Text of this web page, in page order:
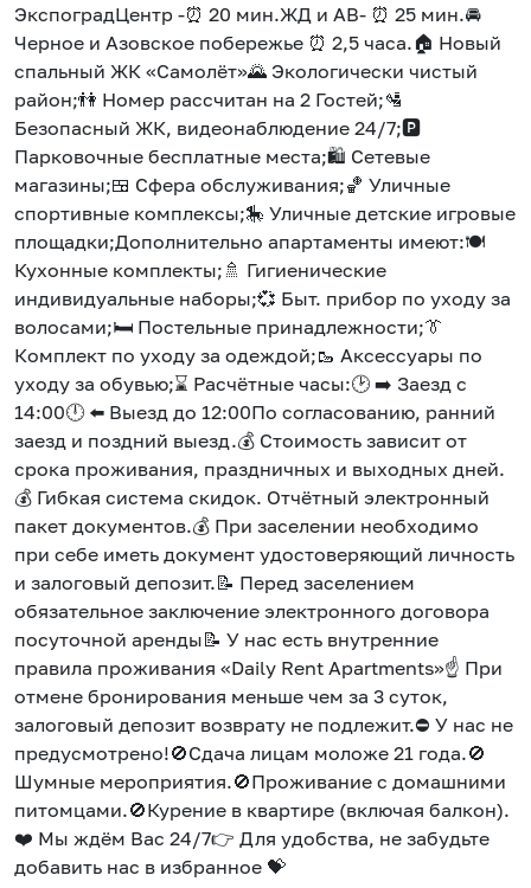
ЭкспоградЦентр -⏰ 20 мин.ЖД и АВ- ⏰ 25 мин.🚘
Черное и Азовское побережье ⏰ 2,5 часа.🏠 Новый
спальный ЖК «Самолёт»🌄 Экологически чистый
район;👫 Номер рассчитан на 2 Гостей;🛂
Безопасный ЖК, видеонаблюдение 24/7;🅿️
Парковочные бесплатные места;🛍️ Сетевые
магазины;🍱 Сфера обслуживания;🏀 Уличные
спортивные комплексы;🎠 Уличные детские игровые
площадки;Дополнительно апартаменты имеют:🍽️
Кухонные комплекты;🚿 Гигиенические
индивидуальные наборы;💞 Быт. прибор по уходу за
волосами;🛏️ Постельные принадлежности;👔
Комплект по уходу за одеждой;🥾 Аксессуары по
уходу за обувью;⌛ Расчётные часы:🕑 ➡️ Заезд с
14:00🕛 ⬅️ Выезд до 12:00По согласованию, ранний
заезд и поздний выезд.💰 Стоимость зависит от
срока проживания, праздничных и выходных дней.
💰 Гибкая система скидок. Отчётный электронный
пакет документов.💰 При заселении необходимо
при себе иметь документ удостоверяющий личность
и залоговый депозит.📝 Перед заселением
обязательное заключение электронного договора
посуточной аренды📝 У нас есть внутренние
правила проживания «Dаily Rеnt Араrtmеnts»☝ При
отмене бронирования меньше чем за 3 суток,
залоговый депозит возврату не подлежит.⛔ У нас не
предусмотрено!🚫Сдача лицам моложе 21 года.🚫
Шумные мероприятия.🚫Проживание с домашними
питомцами.🚫Курение в квартире (включая балкон).
❤️ Мы ждём Вас 24/7👉 Для удобства, не забудьте
добавить нас в избранное 💝